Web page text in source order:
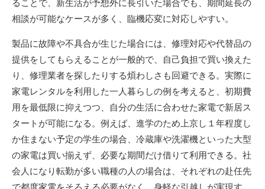
ることで、新生活が予想外に長引いた場合でも、期間延長の
相談が可能なケースが多く、臨機応変に対応しやすい。
製品に故障や不具合が生じた場合には、修理対応や代替品の
提供をしてもらえることが一般的で、自己負担で買い換えた
り、修理業者を探したりする煩わしさも回避できる。実際に
家電レンタルを利用した一人暮らしの例を考えると、初期費
用を最低限に抑えつつ、自分の生活に合わせた家電で新居ス
タートが可能になる。例えば、進学のため上京し１年程度し
か住まない予定の学生の場合、冷蔵庫や洗濯機といった大型
の家電は買い揃えず、必要な期間だけ借りて利用できる。社
会人になり転勤が多い職種の人の場合は、それぞれの赴任先